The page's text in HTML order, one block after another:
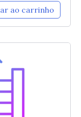
ao carrinho